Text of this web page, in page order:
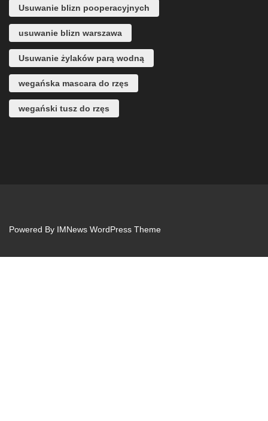
Usuwanie blizn pooperacyjnych
usuwanie blizn warszawa
Usuwanie żylaków parą wodną
wegańska mascara do rzęs
wegański tusz do rzęs
Powered By IMNews WordPress Theme